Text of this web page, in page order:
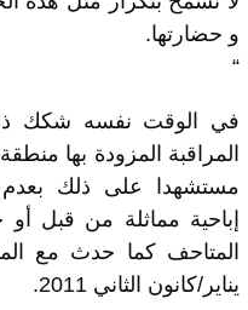
و حضارتها.
“
في الوقت نفسه شكك
المراقبة المزودة بها
مستشهدا على ذلك
إباحية مماثلة من قبل أو
يناير/كانون الثاني 2011.